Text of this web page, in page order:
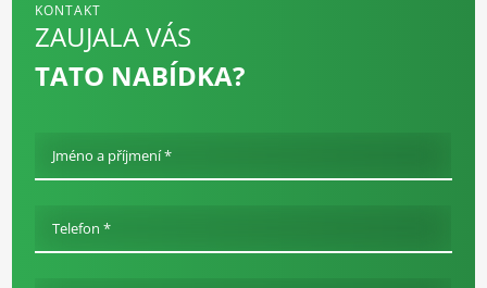
KONTAKT
ZAUJALA VÁS
TATO NABÍDKA?
Jméno a příjmení *
Telefon *